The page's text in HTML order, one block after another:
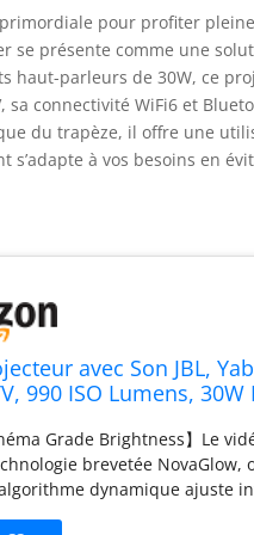
pour profiter
se présente comme une
haut-parleurs de 30W, ce
sa connectivité WiFi6 et
du trapèze, il offre une
à vos besoins en
avec Son JBL,
990 ISO Lumens,
d'objets/Adaptation à
Grade Brightness】Le
brevetée NovaGlow,
dynamique ajuste
s'adapter aux chambres,